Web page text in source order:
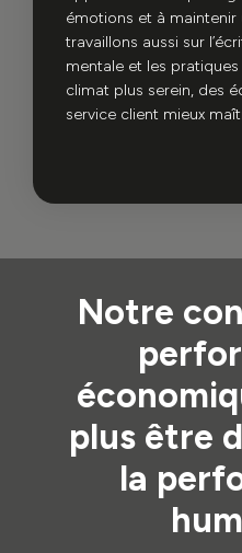
émotions et à
travaillons aussi sur
mentale et les
climat plus serein, des
service client mieux
Notre
plus être
la